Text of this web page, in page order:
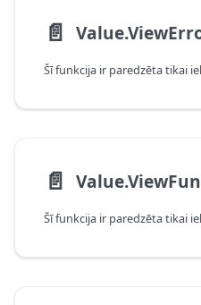
📄️
Šī funkcija ir paredzēta tikai
📄️
Šī funkcija ir paredzēta tikai